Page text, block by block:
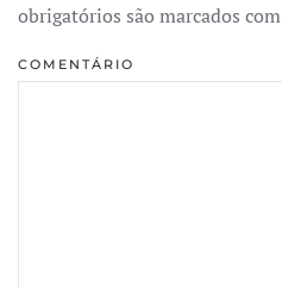
obrigatórios são marcados com
COMENTÁRIO